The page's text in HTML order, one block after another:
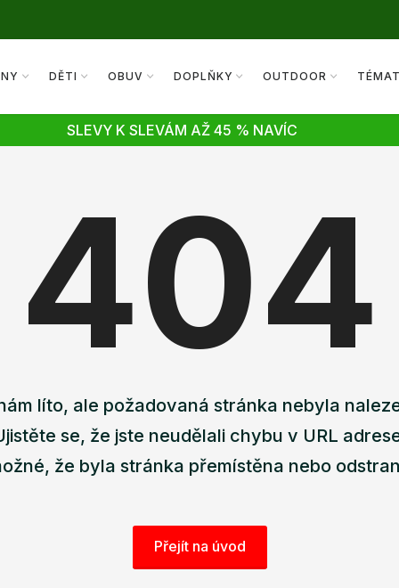
DĚTI OBUV DOPLŇKY OUTDOOR
SLEVY K SLEVÁM AŽ 45 % NAVÍC
404
líto, ale požadovaná stránka nebyla
se, že jste neudělali chybu v URL
že byla stránka přemístěna nebo
Přejít na úvod